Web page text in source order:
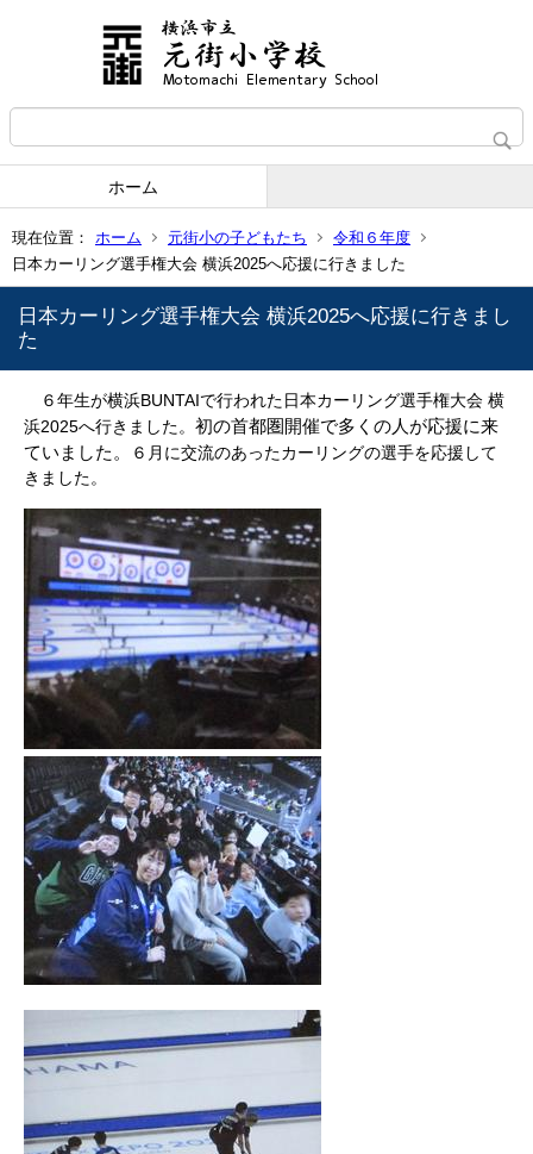
ホーム
現在位置： ホーム 元街小の子どもたち
令和６年度
日本カーリング選手権大会 横浜2025へ応援に行きました
日本カーリング選手権大会 横浜2025へ応援に行きまし
た
６年生が横浜BUNTAIで行われた日本カーリング選手権大会 横
浜2025へ行きました。 初の首都圏開催で多くの人が応援に来
ていました。
６月に交流のあったカーリングの選手を応援して
きました。